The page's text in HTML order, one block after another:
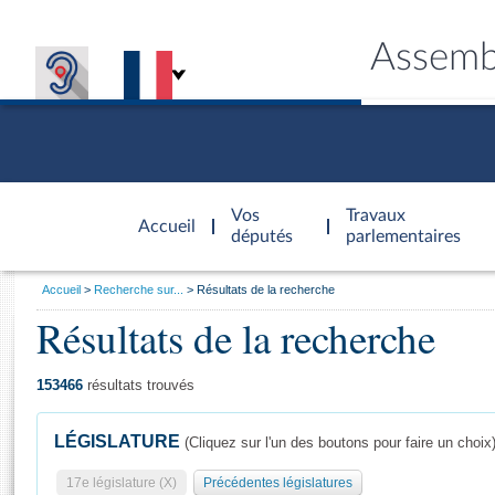
Accueil
d'accueil
Vos
députés
Travaux
parlementaires
Général
Vous
Accueil Recherche sur... Résultats de la recherche
Résultats de la recherche
153466 résultats trouvés
LÉGISLATURE (Cliquez sur l'un des boutons pour faire un choix)
17e législature (X) Précédentes législatures